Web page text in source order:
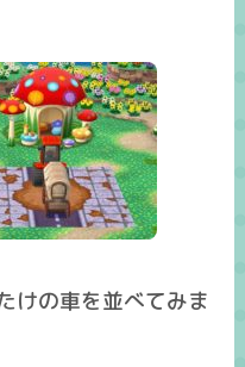
けの車を並べてみま